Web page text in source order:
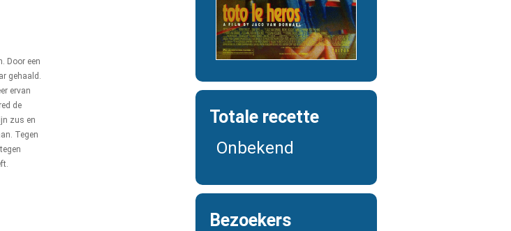
Door een
gehaald.
ervan
de
zus en
Tegen
Totale recette
Onbekend
Bezoekers